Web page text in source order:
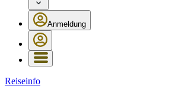
Anmeldung
Reiseinfo